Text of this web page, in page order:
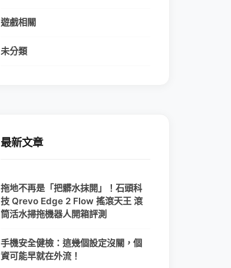
遊戲相關
未分類
最新文章
拖地不再是「把髒水抹開」！石頭科
技 Qrevo Edge 2 Flow 搖滾天王 滾
筒活水掃拖機器人開箱評測
手機安全健檢：這幾個設定沒關，個
資可能早就在外流！